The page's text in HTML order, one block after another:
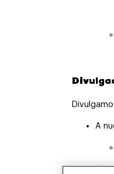
A
A